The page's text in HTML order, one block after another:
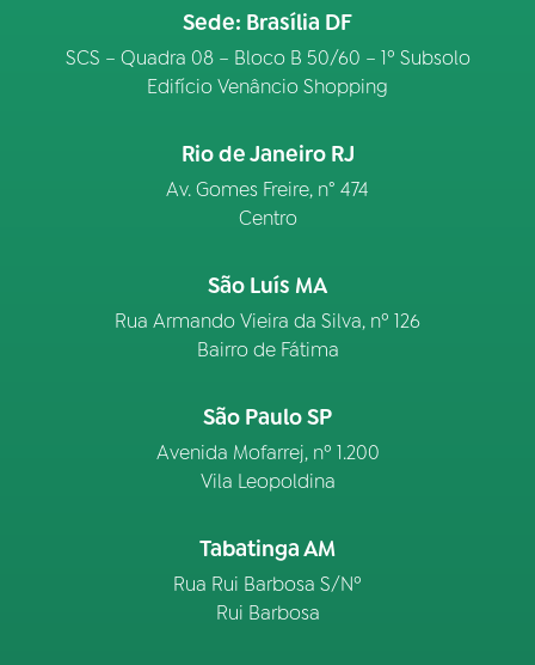
Sede: Brasília DF
SCS – Quadra 08 – Bloco B 50/60 – 1º Subsolo
Edifício Venâncio Shopping
Rio de Janeiro RJ
Av. Gomes Freire, n° 474
Centro
São Luís MA
Rua Armando Vieira da Silva, nº 126
Bairro de Fátima
São Paulo SP
Avenida Mofarrej, nº 1.200
Vila Leopoldina
Tabatinga AM
Rua Rui Barbosa S/Nº
Rui Barbosa